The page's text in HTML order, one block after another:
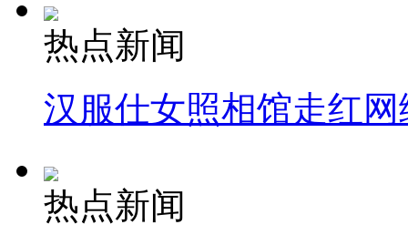
热点新闻
汉服仕女照相馆走红网
热点新闻